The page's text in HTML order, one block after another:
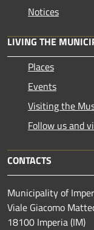
Notices
LIVING THE
Places
Events
Visiting the
Follow us and
CONTACTS
Municipality of
Viale Giacomo
18100 Imperia (IM)